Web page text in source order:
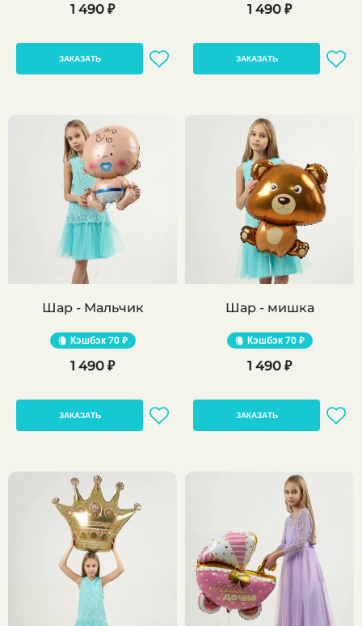
1 490 ₽
ЗАКАЗАТЬ
1 490 ₽
ЗАКАЗАТЬ
Шар - Мальчик
Кэшбэк70 ₽
1 490 ₽
ЗАКАЗАТЬ
Шар - мишка
Кэшбэк70 ₽
1 490 ₽
ЗАКАЗАТЬ